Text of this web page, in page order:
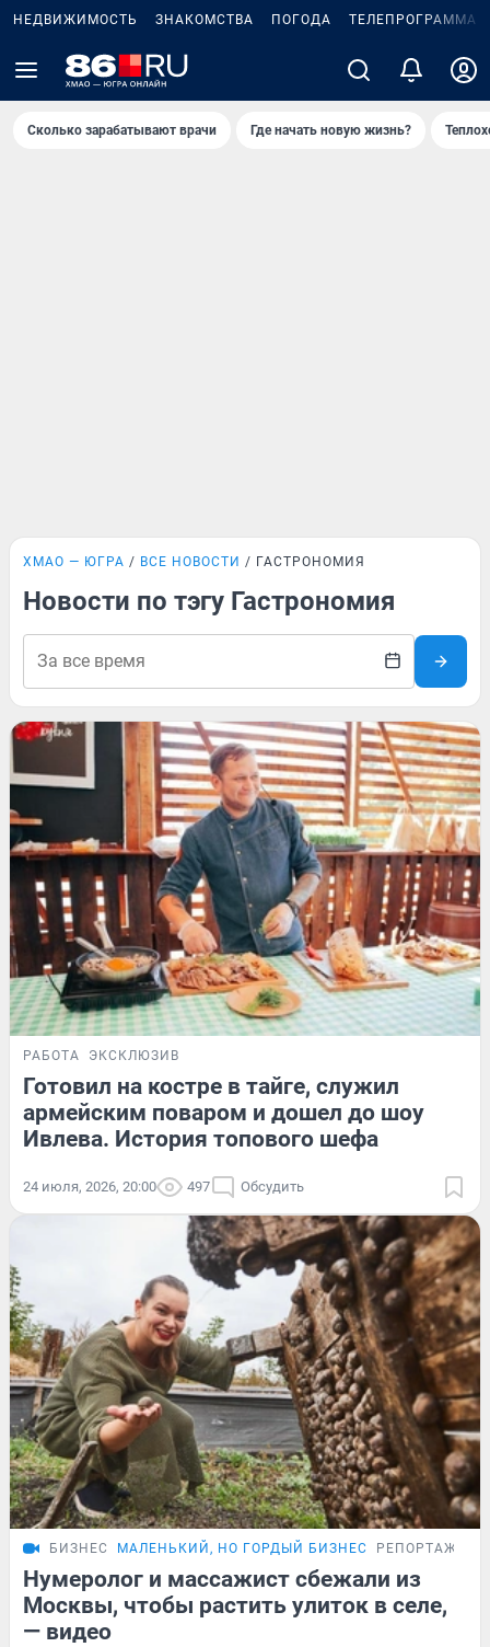
НЕДВИЖИМОСТЬ ЗНАКОМСТВА ПОГОДА ТЕЛЕПРОГРАММА
Сколько зарабатывают врачи Где начать новую жизнь?
ХМАО — ЮГРА ВСЕ НОВОСТИ ГАСТРОНОМИЯ
Новости по тэгу Гастрономия
РАБОТА ЭКСКЛЮЗИВ
Готовил на костре в тайге, служил
армейским поваром и дошел до шоу
Ивлева. История топового шефа
24 июля, 2026, 20:00 497 Обсудить
БИЗНЕС МАЛЕНЬКИЙ, НО ГОРДЫЙ БИЗНЕС РЕПОРТАЖ
Нумеролог и массажист сбежали из
Москвы, чтобы растить улиток в селе,
— видео